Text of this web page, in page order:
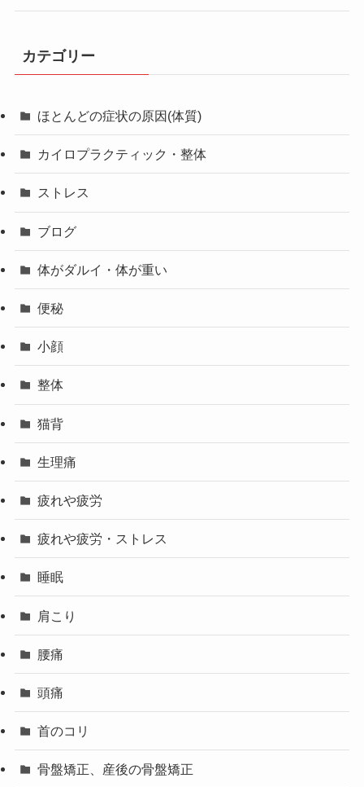
カテゴリー
ほとんどの症状の原因(体質)
カイロプラクティック・整体
ストレス
ブログ
体がダルイ・体が重い
便秘
小顔
整体
猫背
生理痛
疲れや疲労
疲れや疲労・ストレス
睡眠
肩こり
腰痛
頭痛
首のコリ
骨盤矯正、産後の骨盤矯正